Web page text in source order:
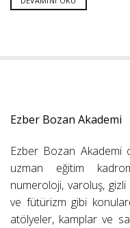
Ezber Bozan Akademi
Ezber Bozan Akademi
uzman eğitim
numeroloji, varoluş,
ve fütürizm gibi
atölyeler, kamplar ve